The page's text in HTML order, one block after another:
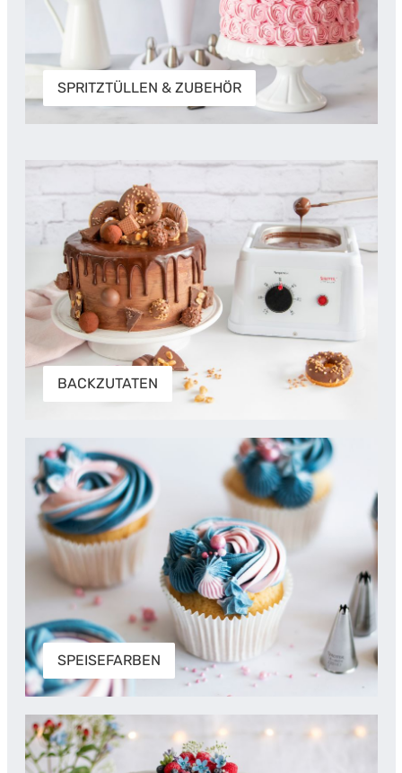
SPRITZTÜLLEN & ZUBEHÖR
BACKZUTATEN
BACKZUTATEN
SPEISEFARBEN
SPEISEFARBEN
BORDÜREN & ORNAMENTE